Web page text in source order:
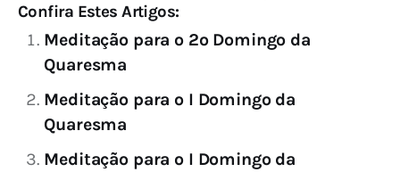
Confira Estes Artigos:
Meditação para o 2º Domingo da
Quaresma
Meditação para o I Domingo da
Quaresma
Meditação para o I Domingo da